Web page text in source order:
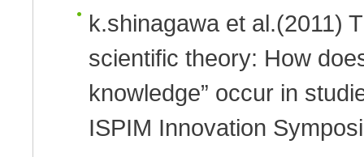
k.shinagawa et al.(2011)
scientific theory: How
knowledge” occur in
ISPIM Innovation